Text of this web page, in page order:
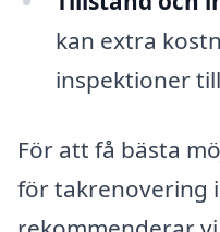
kan extra
inspektioner
För att få bästa
för takrenovering